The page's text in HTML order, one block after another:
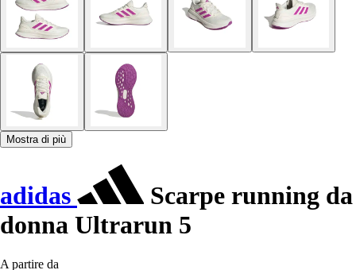
Mostra di più
adidas
Scarpe running da
donna Ultrarun 5
A partire da